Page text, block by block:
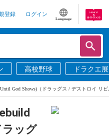
登録 ログイン
Language
高校野球 ドラクエ展
God Shows)（ドラッグス / デストロイ リ
ラッグ